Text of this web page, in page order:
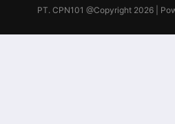
PT. CPN101 @Copyright 2026 |